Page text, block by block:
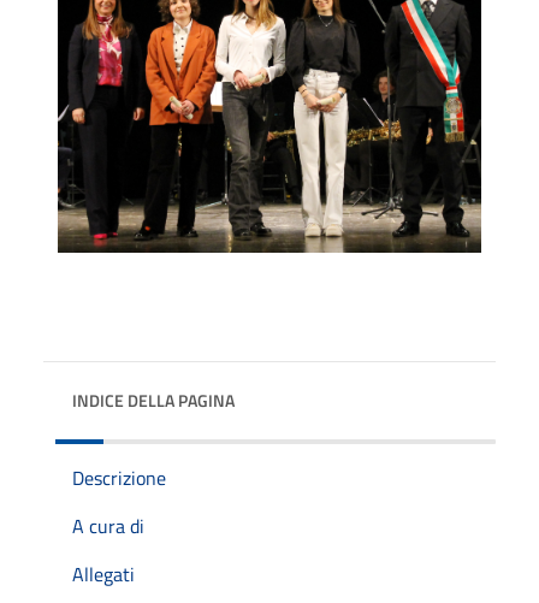
INDICE DELLA PAGINA
Descrizione
A cura di
Allegati